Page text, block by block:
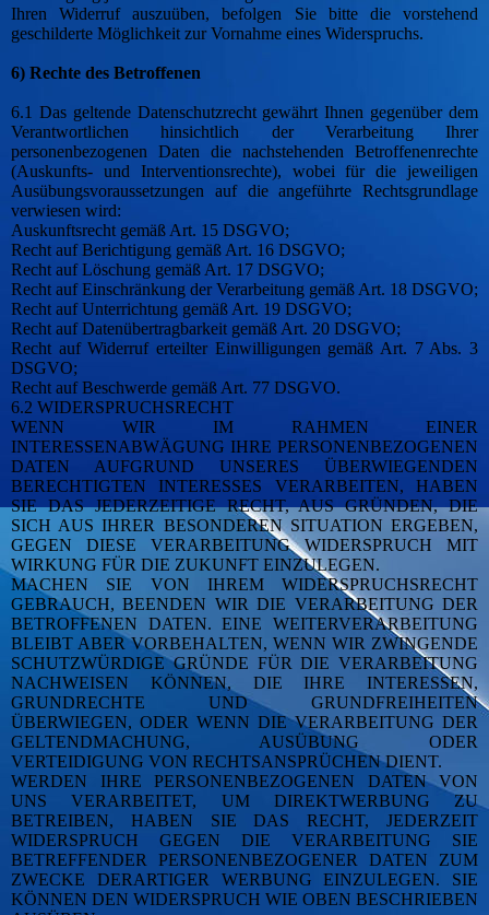
Ihren Widerruf auszuüben, befolgen Sie bitte die vorstehend
geschilderte Möglichkeit zur Vornahme eines Widerspruchs.
6) Rechte des Betroffenen
6.1 Das geltende Datenschutzrecht gewährt Ihnen gegenüber dem
Verantwortlichen hinsichtlich der Verarbeitung Ihrer
personenbezogenen Daten die nachstehenden Betroffenenrechte
(Auskunfts- und Interventionsrechte), wobei für die jeweiligen
Ausübungsvoraussetzungen auf die angeführte Rechtsgrundlage
verwiesen wird:
Auskunftsrecht gemäß Art. 15 DSGVO;
Recht auf Berichtigung gemäß Art. 16 DSGVO;
Recht auf Löschung gemäß Art. 17 DSGVO;
Recht auf Einschränkung der Verarbeitung gemäß Art. 18 DSGVO;
Recht auf Unterrichtung gemäß Art. 19 DSGVO;
Recht auf Datenübertragbarkeit gemäß Art. 20 DSGVO;
Recht auf Widerruf erteilter Einwilligungen gemäß Art. 7 Abs. 3
DSGVO;
Recht auf Beschwerde gemäß Art. 77 DSGVO.
6.2 WIDERSPRUCHSRECHT
WENN WIR IM RAHMEN EINER
INTERESSENABWÄGUNG IHRE PERSONENBEZOGENEN
DATEN AUFGRUND UNSERES ÜBERWIEGENDEN
BERECHTIGTEN INTERESSES VERARBEITEN, HABEN
SIE DAS JEDERZEITIGE RECHT, AUS GRÜNDEN, DIE
SICH AUS IHRER BESONDEREN SITUATION ERGEBEN,
GEGEN DIESE VERARBEITUNG WIDERSPRUCH MIT
WIRKUNG FÜR DIE ZUKUNFT EINZULEGEN.
MACHEN SIE VON IHREM WIDERSPRUCHSRECHT
GEBRAUCH, BEENDEN WIR DIE VERARBEITUNG DER
BETROFFENEN DATEN. EINE WEITERVERARBEITUNG
BLEIBT ABER VORBEHALTEN, WENN WIR ZWINGENDE
SCHUTZWÜRDIGE GRÜNDE FÜR DIE VERARBEITUNG
NACHWEISEN KÖNNEN, DIE IHRE INTERESSEN,
GRUNDRECHTE UND GRUNDFREIHEITEN
ÜBERWIEGEN, ODER WENN DIE VERARBEITUNG DER
GELTENDMACHUNG, AUSÜBUNG ODER
VERTEIDIGUNG VON RECHTSANSPRÜCHEN DIENT.
WERDEN IHRE PERSONENBEZOGENEN DATEN VON
UNS VERARBEITET, UM DIREKTWERBUNG ZU
BETREIBEN, HABEN SIE DAS RECHT, JEDERZEIT
WIDERSPRUCH GEGEN DIE VERARBEITUNG SIE
BETREFFENDER PERSONENBEZOGENER DATEN ZUM
ZWECKE DERARTIGER WERBUNG EINZULEGEN. SIE
KÖNNEN DEN WIDERSPRUCH WIE OBEN BESCHRIEBEN